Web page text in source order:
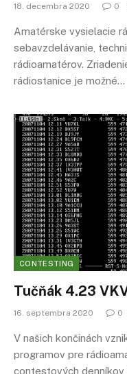
18. decembra 2020 0
Amatérske vysielacie
sebavzdelávanie,
rádioamatérov.
rádiostanice je možné…
CONTESTING
Tučňák 4.23
16. septembra 2020 0
V našich končinách
programov pre
contestových